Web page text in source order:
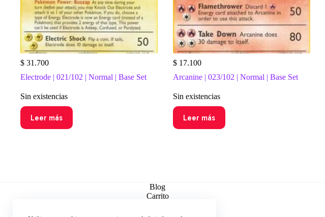
$ 31.700
Electrode | 021/102 | Normal | Base Set
Sin existencias
Leer más
$17.100
Arcanine | 023/102 | Normal | Base Set
Sin existencias
Leer más
Blog
Carrito